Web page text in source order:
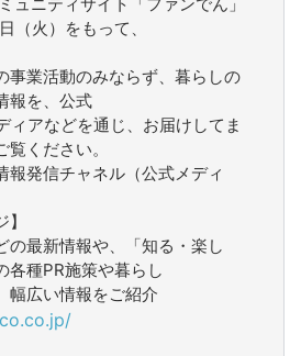
（火）をもって、
事業活動のみならず、暮らしの
報を、公式
ィアなどを通じ、お届けしてま
ください。
報発信チャネル（公式メディ
の最新情報や、「知る・楽し
各種PR施策や暮らし
幅広い情報をご紹介